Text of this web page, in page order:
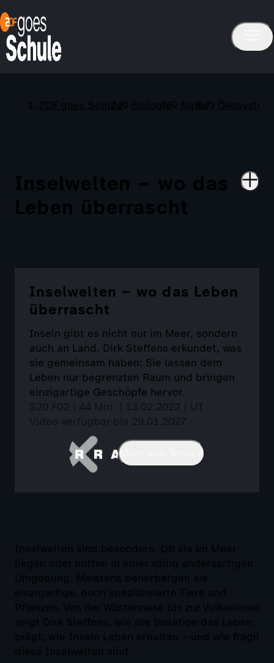
ZDF goes Schule Biologie Natur Ökosystem
Inselwelten – wo das
Leben überrascht
Inselwelten – wo das Leben
überrascht
Inseln gibt es nicht nur im Meer, sondern
auch an Land. Dirk Steffens erkundet, was
sie gemeinsam haben: Sie lassen dem
Leben nur begrenzten Raum und bringen
einzigartige Geschöpfe hervor.
S20 F02 | 44 Min. | 13.02.2022 | UT
Video verfügbar bis 29.01.2027
Mehr von Terra X
Inselwelten sind besonders. Ob sie im Meer
liegen oder mitten in einer völlig andersartigen
Umgebung: Meistens beherbergen sie
einzigartige, hoch spezialisierte Tiere und
Pflanzen. Von der Wüstenoase bis zur Vulkaninsel
zeigt Dirk Steffens, wie die Isolation das Leben
prägt, wie Inseln Leben erhalten – und wie fragil
diese Inselwelten sind.